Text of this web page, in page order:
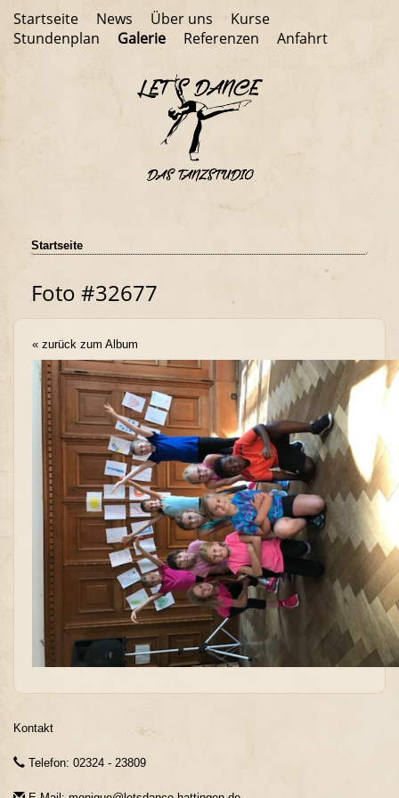
Startseite News Über uns
Kurse
Stundenplan
Galerie Referenzen Anfahrt
Startseite
Foto #32677
« zurück zum Album
Kontakt
Telefon: 02324 - 23809